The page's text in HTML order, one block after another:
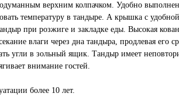
верхним колпачком. Удобно
температуру в тандыре. А крышка с
при розжиге и закладке еды. Высокая
влаги через дна тандыра, продлевая его
угли в зольный ящик. Тандыр имеет
внимание гостей.
более 10 лет.